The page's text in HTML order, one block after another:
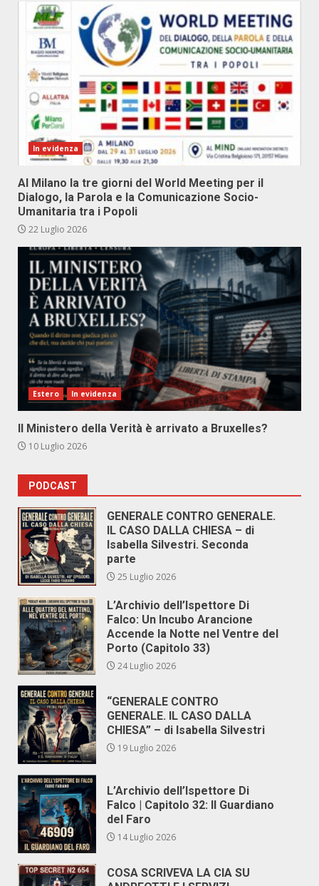
In evidenza
Al Milano la tre giorni del World Meeting per il
Dialogo, la Parola e la Comunicazione Socio-
Umanitaria tra i Popoli
22 Luglio 2026
Estero In evidenza
Il Ministero della Verità è arrivato a Bruxelles?
10 Luglio 2026
PODCAST
GENERALE CONTRO GENERALE.
IL CASO DALLA CHIESA – di
Isabella Silvestri. Seconda
parte
25 Luglio 2026
L’Archivio dell’Ispettore Di
Falco: Un Incubo Arancione
Accende la Notte nel Ventre del
Porto (Capitolo 33)
24 Luglio 2026
“GENERALE CONTRO
GENERALE. IL CASO DALLA
CHIESA” – di Isabella Silvestri
19 Luglio 2026
L’Archivio dell’Ispettore Di
Falco | Capitolo 32: Il Guardiano
del Faro
14 Luglio 2026
COSA SCRIVEVA LA CIA SU